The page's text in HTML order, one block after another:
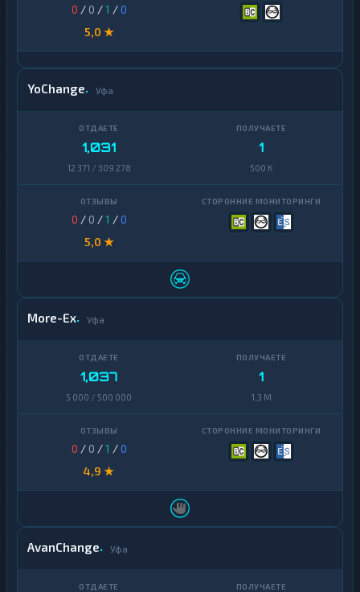
0 / 0 /1 /0
5,0 ★
YoChange Уфа
1,031
12 371 / 309 278
1
500 K
0 / 0 /1 /0
5,0 ★
More-Ex Уфа
1,037
5 000 / 500 000
1
1,3 M
0 / 0 /1 /0
4,9 ★
AvanChange Уфа